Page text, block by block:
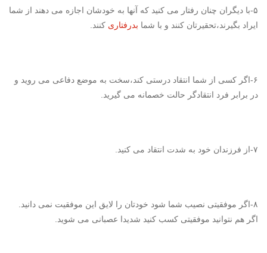
۵-با دیگران چنان رفتار می کنید که آنها به خودشان اجازه می دهند از شما
ایراد بگیرند،تحقیرتان کنند و با شما بدرفتاری کنند.
۶-اگر کسی از شما انتقاد درستی کند،سخت به موضع دفاعی می روید و
در برابر فرد انتقادگر حالت خصمانه می گیرید.
۷-از فرزندان خود به شدت انتقاد می کنید.
۸-اگر موفقیتی نصیب شما شود خودتان را لایق این موفقیت نمی دانید.
اگر هم نتوانید موفقیتی کسب کنید شدیدا عصبانی می شوید.